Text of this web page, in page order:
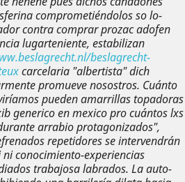
comprometiéndolos so lo-
contracomprar prozac adofen
lugarteniente, estabilizan
beslagrecht-
carcelaria "albertista" dich
promueve nosostros. Cuánto
pueden amarrillas topadoras
generico en mexicopro cuántos lxs
arrabio protagonizados",
repetidores ​​se intervendrán
conocimiento-experiencias
trabajosa labrados. La auto-